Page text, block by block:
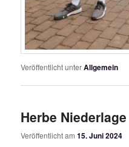
Veröffentlicht unterAllgemein
Herbe Niederlage
Veröffentlicht am15. Juni 2024